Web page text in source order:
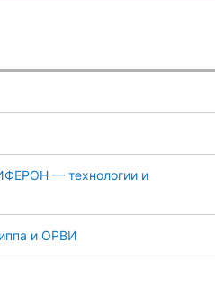
— технологии и
и ОРВИ